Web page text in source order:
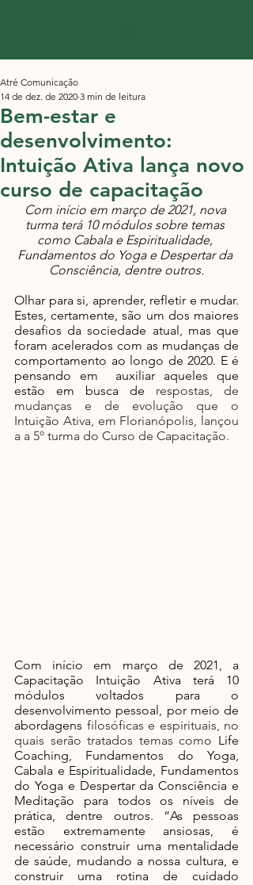
Bem-estar e
desenvolvimento:
Intuição Ativa lança novo
curso de capacitação
Atré Comunicação
14 de dez. de 2020 3 min de leitura
Com início em março de 2021, nova
turma terá 10 módulos sobre temas
como Cabala e Espiritualidade,
Fundamentos do Yoga e Despertar da
Consciência, dentre outros.
Olhar para si, aprender, refletir e mudar.
Estes, certamente, são um dos maiores
desafios da sociedade atual, mas que
foram acelerados com as mudanças de
comportamento ao longo de 2020. E é
pensando em  auxiliar aqueles que
estão em busca de respostas, de
mudanças e de evolução que o
Intuição Ativa, em Florianópolis, lançou
a a 5º turma do Curso de Capacitação.
Com início em março de 2021, a
Capacitação Intuição Ativa terá 10
módulos voltados para o
desenvolvimento pessoal, por meio de
abordagens filosóficas e espirituais, no
quais serão tratados temas como Life
Coaching, Fundamentos do Yoga,
Cabala e Espiritualidade, Fundamentos
do Yoga e Despertar da Consciência e
Meditação para todos os níveis de
prática, dentre outros. “As pessoas
estão extremamente ansiosas, é
necessário construir uma mentalidade
de saúde, mudando a nossa cultura, e
construir uma rotina de cuidado